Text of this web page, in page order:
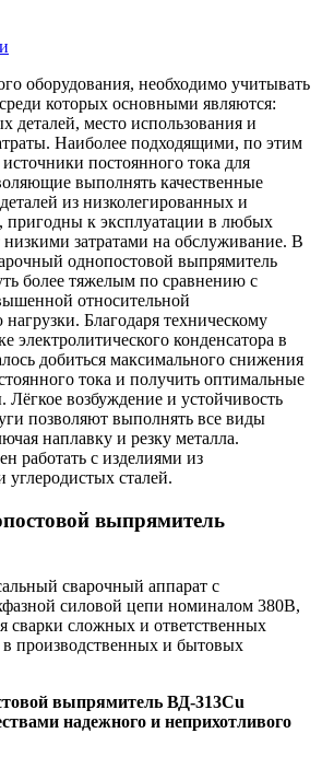
оборудования, необходимо учитывать
которых основными являются:
деталей, место использования и
Наиболее подходящими, по этим
постоянного тока для
выполнять качественные
из низколегированных и
пригодны к эксплуатации в любых
затратами на обслуживание. В
однопостовой выпрямитель
более тяжелым по сравнению с
относительной
Благодаря техническому
электролитического конденсатора в
добиться максимального снижения
тока и получить оптимальные
возбуждение и устойчивость
позволяют выполнять все виды
наплавку и резку металла.
работать с изделиями из
сталей.
выпрямитель
сварочный аппарат с
силовой цепи номиналом 380В,
сварки сложных и ответственных
в производственных и бытовых
выпрямитель ВД-313Cu
надежного и неприхотливого